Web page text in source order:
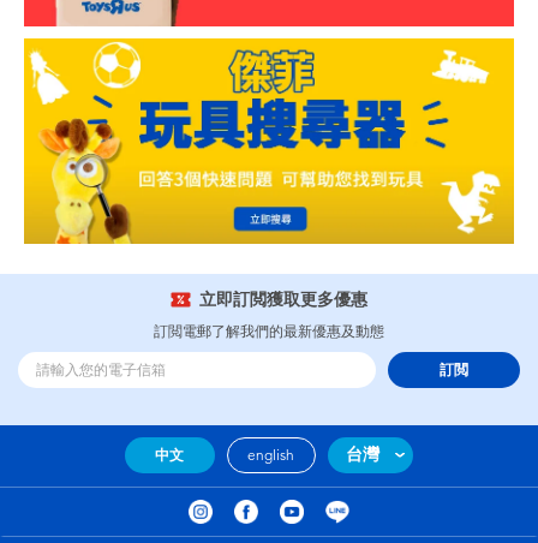
立即訂閲獲取更多優惠
訂閲電郵了解我們的最新優惠及動態
訂閲
中文 english 台灣